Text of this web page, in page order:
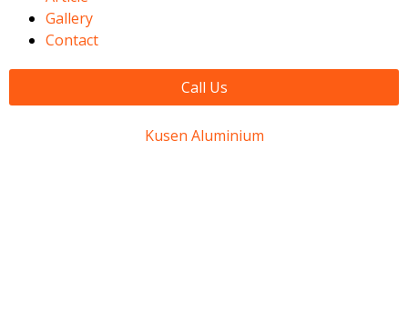
Gallery
Contact
Call Us
Kusen Aluminium